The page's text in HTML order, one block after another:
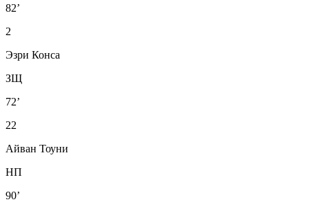
82’
2
Эзри Конса
ЗЩ
72’
22
Айван Тоуни
НП
90’